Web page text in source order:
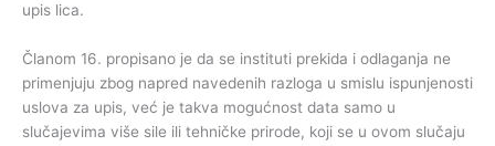
upis lica.
Članom 16. propisano je da se instituti prekida i odlaganja ne
primenjuju zbog napred navedenih razloga u smislu ispunjenosti
uslova za upis, već je takva mogućnost data samo u
slučajevima više sile ili tehničke prirode, koji se u ovom slučaju